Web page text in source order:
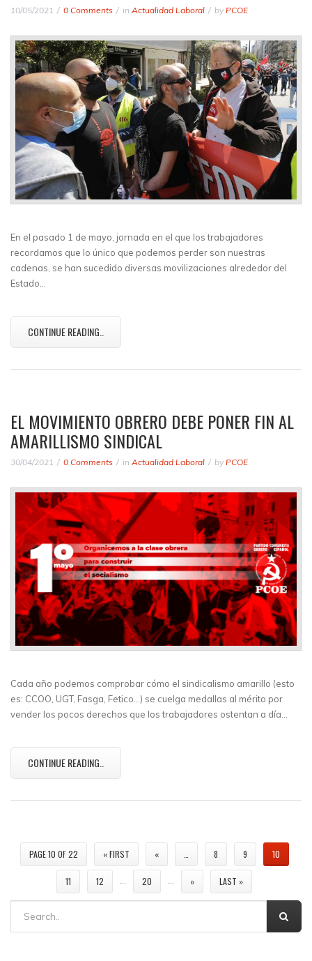
10/05/2021 0 Comments in Actualidad Laboral by PCOE
En el pasado 1 de mayo, jornada en el que los trabajadores
recordamos que lo único que podemos perder son nuestras
cadenas, se han sucedido diversas movilizaciones alrededor del
Estado…
CONTINUE READING..
EL MOVIMIENTO OBRERO DEBE PONER FIN AL
AMARILLISMO SINDICAL
30/04/2021 0 Comments in Actualidad Laboral by PCOE
Cada año podemos comprobar cómo el sindicalismo amarillo (esto
es: CCOO, UGT, Fasga, Fetico…) se cuelga medallas al mérito por
vender los pocos derechos que los trabajadores ostentan a día…
CONTINUE READING..
PAGE 10 OF 22 « FIRST « 8 9 10
11 12 20 » LAST »